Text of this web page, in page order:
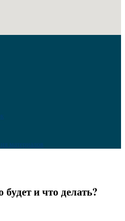
материалов
и что делать?